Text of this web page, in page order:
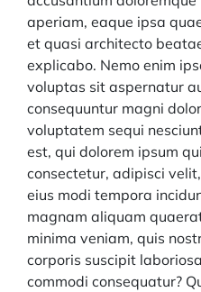
aperiam, eaque ipsa
et quasi architecto
explicabo. Nemo enim
voluptas sit aspernatur
consequuntur magni
voluptatem sequi
est, qui dolorem ipsum
consectetur, adipisci
eius modi tempora
magnam aliquam
minima veniam, quis
corporis suscipit
commodi consequatur?